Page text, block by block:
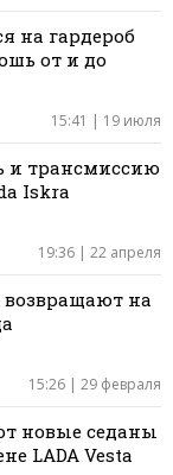
на гардероб
от и до
15:41 | 19 июля
и трансмиссию
Iskra
19:36 | 22 апреля
на
15:26 | 29 февраля
новые седаны
LADA Vesta